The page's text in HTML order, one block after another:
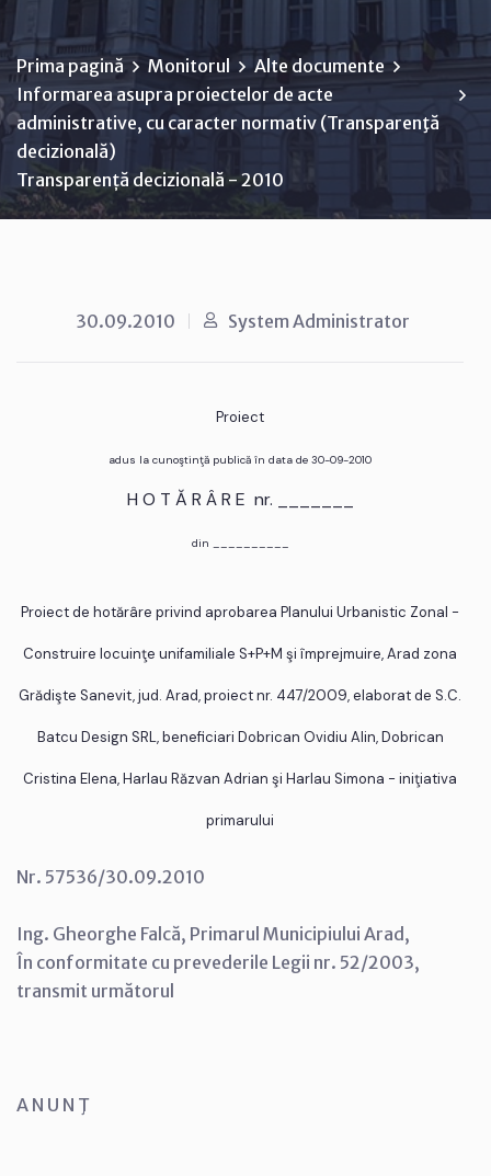
Prima pagină Monitorul
Alte documente
Informarea asupra proiectelor de acte
administrative, cu caracter normativ (Transparenţă
decizională)
Transparență decizională - 2010
30.09.2010 System Administrator
Proiect
adus la cunoştinţă publică în data de 30-09-2010
H O T Ă R Â R E nr. _______
din __________
Proiect de hotărâre privind aprobarea Planului Urbanistic Zonal -
Construire locuinţe unifamiliale S+P+M şi împrejmuire, Arad zona
Grădişte Sanevit, jud. Arad, proiect nr. 447/2009, elaborat de S.C.
Batcu Design SRL, beneficiari Dobrican Ovidiu Alin, Dobrican
Cristina Elena, Harlau Răzvan Adrian şi Harlau Simona - iniţiativa
primarului
Nr. 57536/30.09.2010
Ing. Gheorghe Falcă, Primarul Municipiului Arad,
În conformitate cu prevederile Legii nr. 52/2003,
transmit următorul
A N U N Ţ